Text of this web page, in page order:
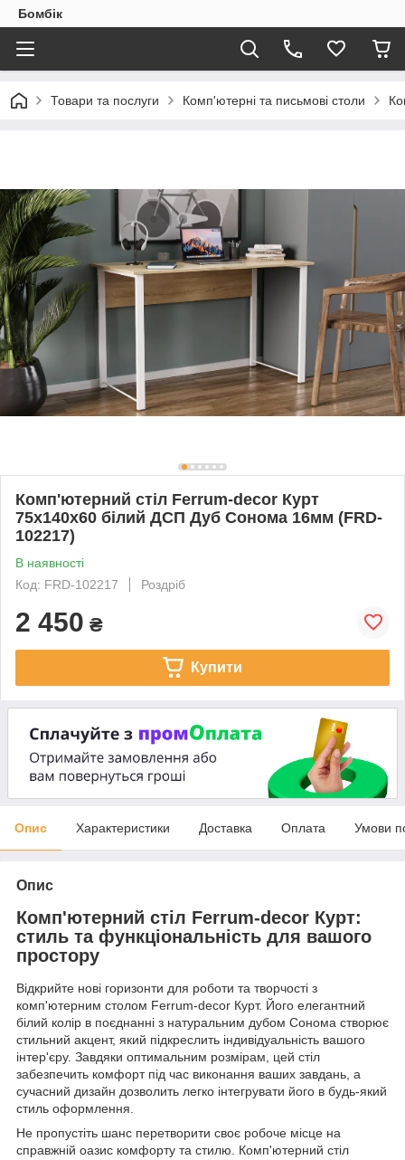
Бомбік
Товари та послуги Комп'ютерні та письмові столи
Комп'ютерний стіл Ferrum-decor Курт
75x140x60 білий ДСП Дуб Сонома 16мм (FRD-
102217)
В наявності
Код: FRD-102217
Роздріб
2 450 ₴
Купити
Опис Характеристики Доставка Оплата Умови
Опис
Комп'ютерний стіл Ferrum-decor Курт:
стиль та функціональність для вашого
простору
Відкрийте нові горизонти для роботи та творчості з
комп'ютерним столом Ferrum-decor Курт. Його елегантний
білий колір в поєднанні з натуральним дубом Сонома створює
стильний акцент, який підкреслить індивідуальність вашого
інтер'єру. Завдяки оптимальним розмірам, цей стіл
забезпечить комфорт під час виконання ваших завдань, а
сучасний дизайн дозволить легко інтегрувати його в будь-який
стиль оформлення.
Не пропустіть шанс перетворити своє робоче місце на
справжній оазис комфорту та стилю. Комп'ютерний стіл